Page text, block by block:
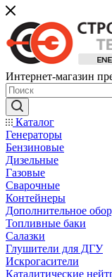
Интернет-магазин
Каталог
Генераторы
Бензиновые
Дизельные
Газовые
Сварочные
Контейнеры
Дополнительное
Топливные баки
Салазки
Глушители для ДГУ
Искрогасители
Каталитические